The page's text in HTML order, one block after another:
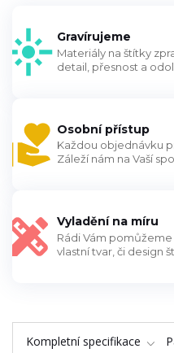
Gravírujeme
Materiály na štítky
detail, přesnost a
Osobní přístup
Každou objednávku
Záleží nám na Vaší
Vyladění na míru
Rádi Vám
vlastní tvar, či design
Kompletní specifikace